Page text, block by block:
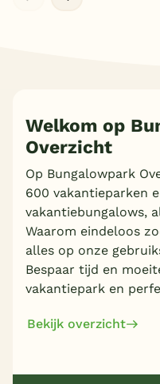
Welkom op
Overzicht
Op Bungalowpark
600 vakantieparken
vakantiebungalows,
Waarom eindeloos
alles op onze
Bespaar tijd en
vakantiepark en
Bekijk overzicht